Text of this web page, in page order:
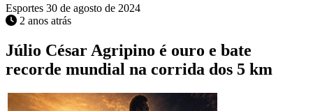
Esportes 30 de agosto de 2024
2 anos atrás
Júlio César Agripino é ouro e bate
recorde mundial na corrida dos 5 km